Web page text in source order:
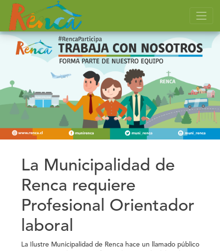
La Municipalidad de
Renca requiere
Profesional Orientador
laboral
La Ilustre Municipalidad de Renca hace un llamado público